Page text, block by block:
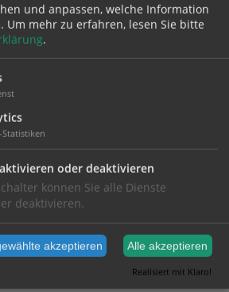
und männlichen
Diskussion wird
weiblichem und männlichem
Dabei wird angenommen,
eher weiblicher
der grandiose Narzissmus
vorkomme.
Studien, die diese Annahme
tragen die meisten Narzissten,
sowohl grandiose als auch
in sich.
Beziehungen:
Abhängigkeit, Kontrolle
und anpassen, welche Information
Um mehr zu erfahren, lesen Sie bitte
.
Statistiken
oder deaktivieren
können Sie alle Dienste
deaktivieren.
akzeptieren Alle akzeptieren
Realisiert mit Klaro!